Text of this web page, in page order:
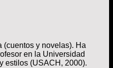
(cuentos y novelas). Ha
en la Universidad
estilos (USACH, 2000).